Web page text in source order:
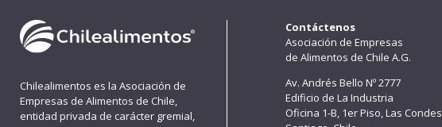
Chilealimentos es la Asociación de
Empresas de Alimentos de Chile,
entidad privada de carácter gremial,
Contáctenos
Asociación de Empresas
de Alimentos de Chile A.G.
Av. Andrés Bello Nº 2777
Edificio de La Industria
Oficina 1-B, 1er Piso, Las Condes